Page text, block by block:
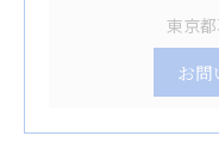
東京
お問